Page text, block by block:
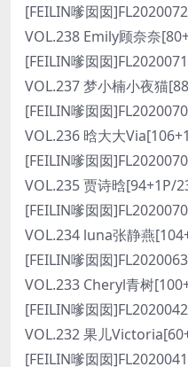
[FEILIN嗲囡囡
VOL.238 Emily顾奈奈
[FEILIN嗲囡囡
VOL.237 梦小楠小夜猫
[FEILIN嗲囡囡
VOL.236 晗大大
[FEILIN嗲囡囡
VOL.235 贾诗晗[94+1P/
[FEILIN嗲囡囡
VOL.234 luna张静燕
[FEILIN嗲囡囡
VOL.233 Cheryl青树
[FEILIN嗲囡囡
VOL.232 果儿
[FEILIN嗲囡囡